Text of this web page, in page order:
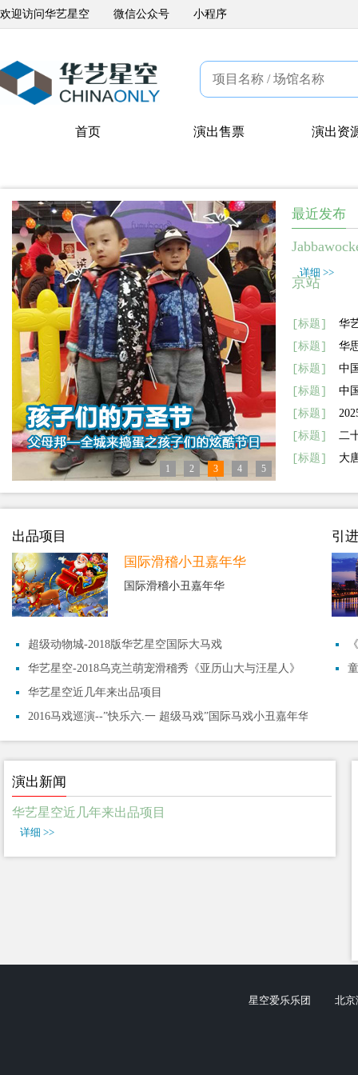
欢迎访问华艺星空 微信公众号 小程序
首页 演出售票 演出资
1 2 3 4 5
最近发布
京站
详细 >>
[标题] 华
[标题] 华
[标题] 中
[标题] 中
[标题]
[标题] 二
[标题] 大
出品项目
国际滑稽小丑嘉年华
国际滑稽小丑嘉年华
超级动物城-2018版华艺星空国际大马戏
华艺星空-2018乌克兰萌宠滑稽秀《亚历山大与汪星人》
华艺星空近几年来出品项目
2016马戏巡演--”快乐六.一 超级马戏”国际马戏小丑嘉年华
引
演出新闻
华艺星空近几年来出品项目
详细 >>
星空爱乐乐团 北京